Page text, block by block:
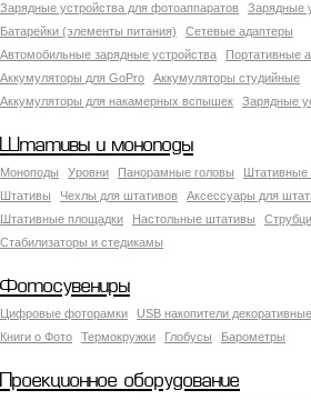
Зарядные устройства для фотоаппаратов
Зарядные
Батарейки (элементы питания)
Сетевые адаптеры
Автомобильные зарядные устройства
Портативные
Аккумуляторы для GoPro
Аккумуляторы студийные
Аккумуляторы для накамерных вспышек
Зарядные
Штативы и моноподы
Моноподы Уровни Панорамные головы Штативные
Штативы
Чехлы для штативов
Аксессуары для
Штативные площадки
Настольные штативы
Стабилизаторы и стедикамы
Фотосувениры
Цифровые фоторамки USB накопители декоративные
Книги о Фото
Термокружки Глобусы Барометры
Проекционное оборудование